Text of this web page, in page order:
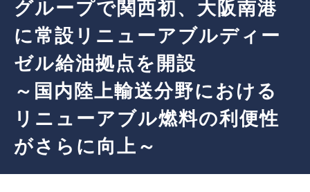
グループで関西初、大阪南港
に常設リニューアブルディー
ゼル給油拠点を開設
～国内陸上輸送分野における
リニューアブル燃料の利便性
がさらに向上～